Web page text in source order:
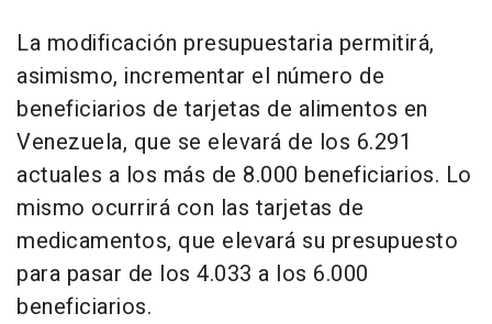
La modificación presupuestaria permitirá,
asimismo, incrementar el número de
beneficiarios de tarjetas de alimentos en
Venezuela, que se elevará de los 6.291
actuales a los más de 8.000 beneficiarios. Lo
mismo ocurrirá con las tarjetas de
medicamentos, que elevará su presupuesto
para pasar de los 4.033 a los 6.000
beneficiarios.